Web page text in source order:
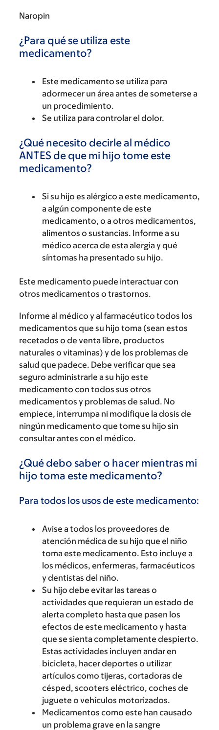
Naropin
¿Para qué se utiliza este
medicamento?
Este medicamento se utiliza para
adormecer un área antes de someterse a
un procedimiento.
Se utiliza para controlar el dolor.
¿Qué necesito decirle al médico
ANTES de que mi hijo tome este
medicamento?
Si su hijo es alérgico a este medicamento,
a algún componente de este
medicamento, o a otros medicamentos,
alimentos o sustancias. Informe a su
médico acerca de esta alergia y qué
síntomas ha presentado su hijo.
Este medicamento puede interactuar con
otros medicamentos o trastornos.
Informe al médico y al farmacéutico todos los
medicamentos que su hijo toma (sean estos
recetados o de venta libre, productos
naturales o vitaminas) y de los problemas de
salud que padece. Debe verificar que sea
seguro administrarle a su hijo este
medicamento con todos sus otros
medicamentos y problemas de salud. No
empiece, interrumpa ni modifique la dosis de
ningún medicamento que tome su hijo sin
consultar antes con el médico.
¿Qué debo saber o hacer mientras mi
hijo toma este medicamento?
Para todos los usos de este medicamento:
Avise a todos los proveedores de
atención médica de su hijo que el niño
toma este medicamento. Esto incluye a
los médicos, enfermeras, farmacéuticos
y dentistas del niño.
Su hijo debe evitar las tareas o
actividades que requieran un estado de
alerta completo hasta que pasen los
efectos de este medicamento y hasta
que se sienta completamente despierto.
Estas actividades incluyen andar en
bicicleta, hacer deportes o utilizar
artículos como tijeras, cortadoras de
césped, scooters eléctrico, coches de
juguete o vehículos motorizados.
Medicamentos como este han causado
un problema grave en la sangre